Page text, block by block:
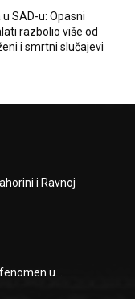
SAD-u: Opasni
razbolio više od
i smrtni slučajevi
i Ravnoj
u...